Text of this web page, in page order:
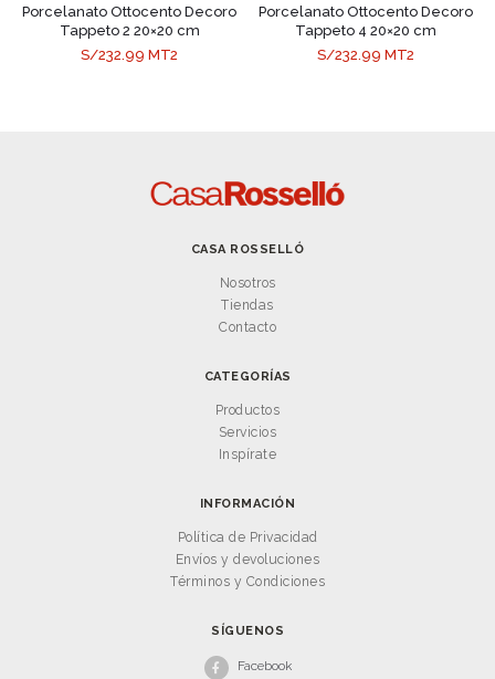
Porcelanato Ottocento Decoro
Tappeto 2 20×20 cm
S/232.99 MT2
Porcelanato Ottocento Decoro
Tappeto 4 20×20 cm
S/232.99 MT2
CASA ROSSELLÓ
Nosotros
Tiendas
Contacto
CATEGORÍAS
Productos
Servicios
Inspírate
INFORMACIÓN
Política de Privacidad
Envíos y devoluciones
Términos y Condiciones
SÍGUENOS
Facebook